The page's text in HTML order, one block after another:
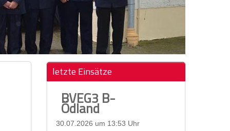
letzte Einsätze
BVEG3 B-
Ödland
30.07.2026 um 13:53 Uhr